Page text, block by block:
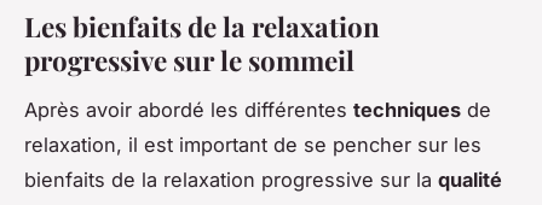
Les bienfaits de la relaxation
progressive sur le sommeil
Après avoir abordé les différentes techniques de
relaxation, il est important de se pencher sur les
bienfaits de la relaxation progressive sur la qualité